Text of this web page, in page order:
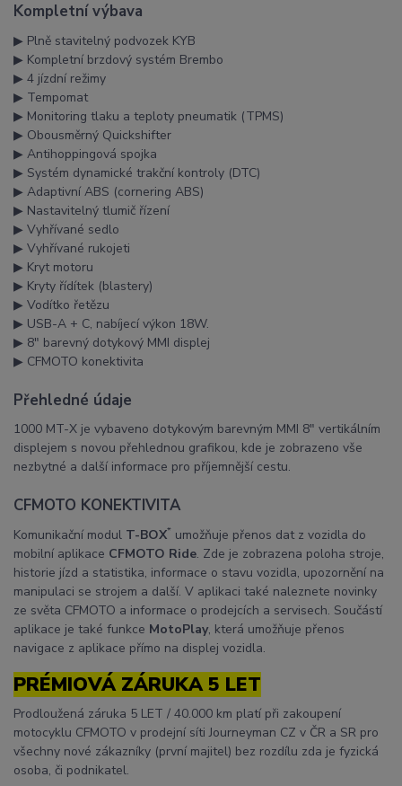
Kompletní výbava
▶︎ Plně stavitelný podvozek KYB
▶︎ Kompletní brzdový systém Brembo
▶︎ 4 jízdní režimy
▶︎ Tempomat
▶︎ Monitoring tlaku a teploty pneumatik (TPMS)
▶︎ Obousměrný Quickshifter
▶︎ Antihoppingová spojka
▶︎ Systém dynamické trakční kontroly (DTC)
▶︎ Adaptivní ABS (cornering ABS)
▶︎ Nastavitelný tlumič řízení
▶︎ Vyhřívané sedlo
▶︎ Vyhřívané rukojeti
▶︎ Kryt motoru
▶︎ Kryty řídítek (blastery)
▶︎ Vodítko řetězu
▶︎ USB-A + C, nabíjecí výkon 18W.
▶︎ 8″ barevný dotykový MMI displej
▶︎ CFMOTO konektivita
Přehledné údaje
1000 MT-X je vybaveno dotykovým barevným MMI 8″ vertikálním
displejem s novou přehlednou grafikou, kde je zobrazeno vše
nezbytné a další informace pro příjemnější cestu.
CFMOTO KONEKTIVITA
Komunikační modul T-BOX* umožňuje přenos dat z vozidla do
mobilní aplikace CFMOTO Ride. Zde je zobrazena poloha stroje,
historie jízd a statistika, informace o stavu vozidla, upozornění na
manipulaci se strojem a další. V aplikaci také naleznete novinky
ze světa CFMOTO a informace o prodejcích a servisech. Součástí
aplikace je také funkce MotoPlay, která umožňuje přenos
navigace z aplikace přímo na displej vozidla.
PRÉMIOVÁ ZÁRUKA 5 LET
Prodloužená záruka 5 LET / 40.000 km platí při zakoupení
motocyklu CFMOTO v prodejní síti Journeyman CZ v ČR a SR pro
všechny nové zákazníky (první majitel) bez rozdílu zda je fyzická
osoba, či podnikatel.